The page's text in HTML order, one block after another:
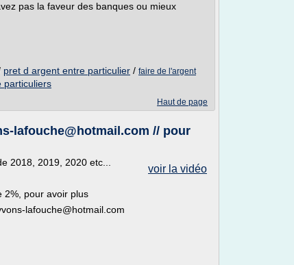
pas la faveur des banques ou mieux
pret d argent entre particulier / faire de l'argent
particuliers
Haut de page
lafouche@hotmail.com // pour
voir la vidéo
2018, 2019, 2020 etc...
2%, pour avoir plus
lafouche@hotmail.com